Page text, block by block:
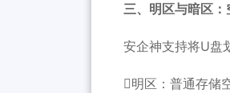
三、明区与暗区
安企神支持将U盘
明区：普通存储